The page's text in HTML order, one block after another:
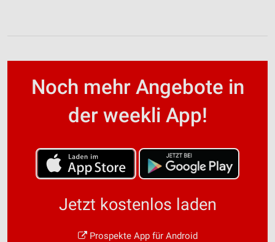
Noch mehr Angebote in
der weekli App!
Jetzt kostenlos laden
Prospekte App für Android